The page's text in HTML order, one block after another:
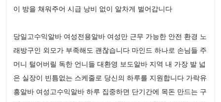
이 방을 채워주어 시급 낭비 없이 알차게 벌어갑니다
당일고수익알바 여성전용알바 여성만 근무 가능한 안전 환경 노
래방구인 외모가 부족해도 괜찮습니다 마인드 하나로 손님들 주
머니 털어버릴 독한 언니들 대환영 보도알바 지역 내 가장 발 넓
은 실장이 빈틈없는 스케줄로 당신의 하루를 지원합니다 가락유
흥알바 여성고수익알바 하루 집중하면 단기간에 목돈 만드는 구